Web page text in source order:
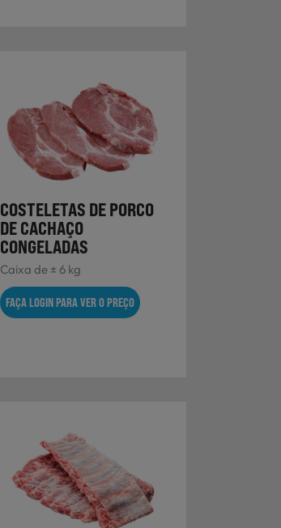
COSTELETAS DE PORCO
DE CACHAÇO
CONGELADAS
Caixa de ± 6 kg
FAÇA LOGIN PARA VER O PREÇO